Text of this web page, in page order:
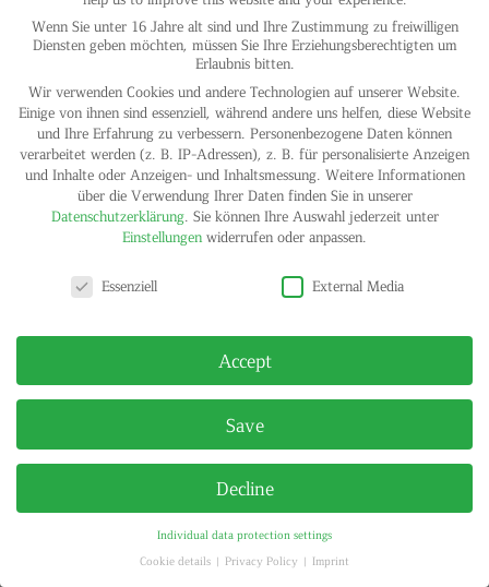
IMPRINT
PRIVACY POLICY
© HELGA MARIA KLOSTERFELDE | ALL RIGHTS RESERVED
Wenn Sie unter 16 Jahre alt sind und Ihre Zustimmung zu freiwilligen
Diensten geben möchten, müssen Sie Ihre Erziehungsberechtigten um
Erlaubnis bitten.
Wir verwenden Cookies und andere Technologien auf unserer Website.
Einige von ihnen sind essenziell, während andere uns helfen, diese Website
und Ihre Erfahrung zu verbessern. Personenbezogene Daten können
verarbeitet werden (z. B. IP-Adressen), z. B. für personalisierte Anzeigen
und Inhalte oder Anzeigen- und Inhaltsmessung. Weitere Informationen
über die Verwendung Ihrer Daten finden Sie in unserer
Datenschutzerklärung. Sie können Ihre Auswahl jederzeit unter
Einstellungen widerrufen oder anpassen.
Essenziell
External Media
Accept
Save
Decline
Individual data protection settings
Cookie details
Privacy Policy Imprint